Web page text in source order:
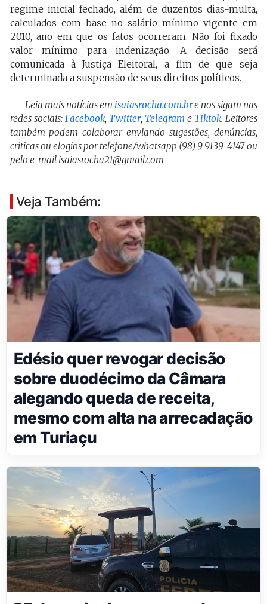
regime inicial fechado, além de duzentos dias-multa,
calculados com base no salário-mínimo vigente em
2010, ano em que os fatos ocorreram. Não foi fixado
valor mínimo para indenização. A decisão será
comunicada à Justiça Eleitoral, a fim de que seja
determinada a suspensão de seus direitos políticos.
Leia mais notícias em isaiasrocha.com.bre nos sigam nas
redes sociais: Facebook, Twitter, Telegram e Tiktok. Leitores
também podem colaborar enviando sugestões, denúncias,
criticas ou elogios por telefone/whatsapp (98) 9 9139-4147 ou
pelo e-mail isaiasrocha21@gmail.com
Veja Também:
Edésio quer revogar decisão
sobre duodécimo da Câmara
alegando queda de receita,
mesmo com alta na arrecadação
em Turiaçu